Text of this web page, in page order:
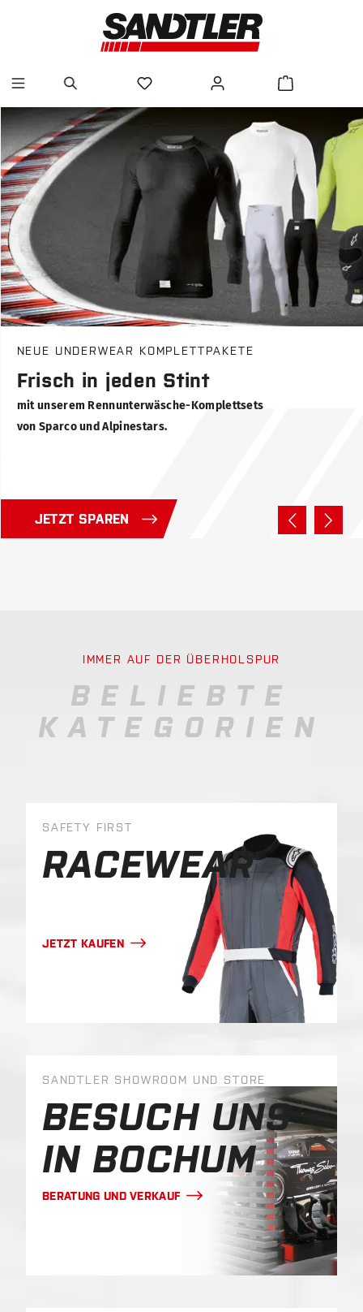
springen
NEUE UNDERWEAR KOMPLETTPAKETE
Frisch in jeden Stint
mit unserem Rennunterwäsche-Komplettsets
von Sparco und Alpinestars.
JETZT SPAREN
IMMER AUF DER ÜBERHOLSPUR
BELIEBTE
KATEGORIEN
SAFETY FIRST
RACEWEAR
JETZT KAUFEN
SANDTLER SHOWROOM UND STORE
BESUCH UNS
IN BOCHUM
BERATUNG UND VERKAUF